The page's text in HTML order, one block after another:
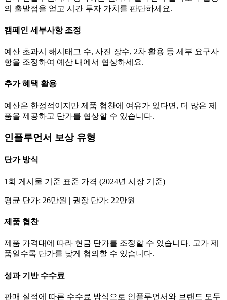
의 출발점을 얻고 시간 투자 가치를 판단하세요.
캠페인 세부사항 조정
예산 초과시 해시태그 수, 사진 장수, 2차 활용 등 세부 요구사
항을 조정하여 예산 내에서 협상하세요.
추가 혜택 활용
예산은 한정적이지만 제품 협찬에 여유가 있다면, 더 많은 제
품을 제공하고 단가를 협상할 수 있습니다.
인플루언서 보상 유형
단가방식
1회 게시물 기준 표준 가격 (2024년 시장 기준)
평균 단가: 26만원 | 권장 단가: 22만원
제품 협찬
제품 가격대에 따라 현금 단가를 조정할 수 있습니다. 고가 제
품일수록 단가를 낮게 협의할 수 있습니다.
성과 기반 수수료
판매 실적에 따른 수수료 방식으로 인플루언서와 브랜드 모두